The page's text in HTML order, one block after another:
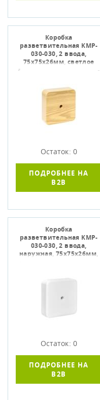
Коробка
разветвительная KMP-
030-030, 2 ввода,
75х75х26мм, светлое
дерево, EKF plc-kmr-030-
Остаток: 0
ПОДРОБНЕЕ НА
B2B
Коробка
разветвительная KMP-
030-030, 2 ввода,
наружная, 75х75х26мм,
Остаток: 0
ПОДРОБНЕЕ НА
B2B